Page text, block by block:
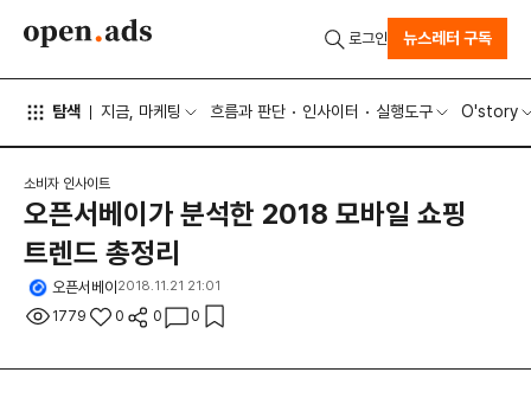
탐색 지금, 마케팅 흐름과 판단 인사이터 실행도구 O'story
로그인 뉴스레터 구독
소비자 인사이트
오픈서베이가 분석한 2018 모바일 쇼핑
트렌드 총정리
오픈서베이 2018.11.21 21:01
1779 0 0 0